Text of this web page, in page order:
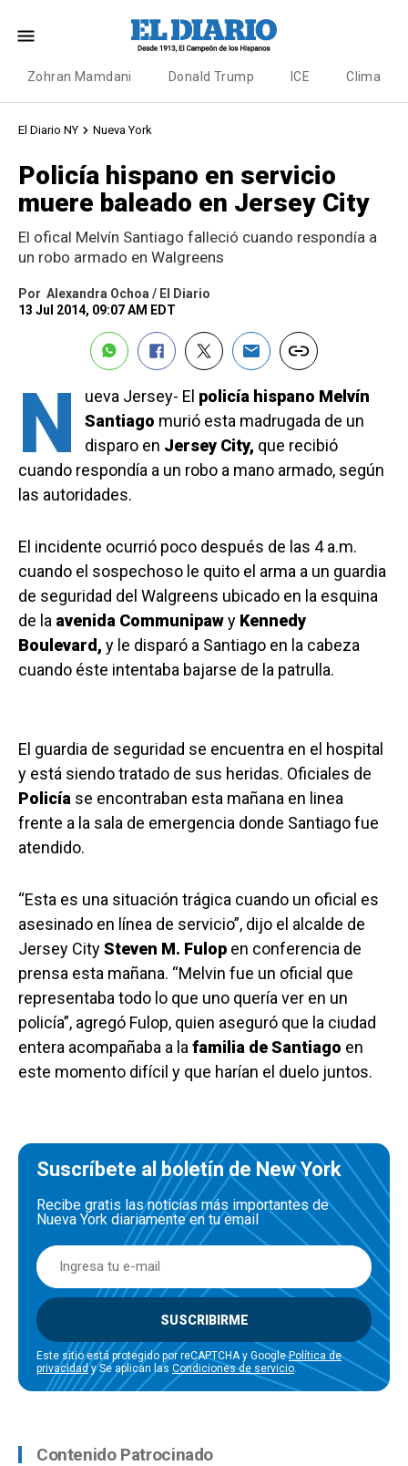
Zohran Mamdani Donald Trump ICE Clima
El Diario NY Nueva York
Policía hispano en servicio
muere baleado en Jersey City
El ofical Melvín Santiago falleció cuando respondía a
un robo armado en Walgreens
Por Alexandra Ochoa / El Diario
13 Jul 2014, 09:07 AM EDT
N ueva Jersey- El policía hispano Melvín
Santiago murió esta madrugada de un
disparo en Jersey City, que recibió
cuando respondía a un robo a mano armado, según
las autoridades.
El incidente ocurrió poco después de las 4 a.m.
cuando el sospechoso le quito el arma a un guardia
de seguridad del Walgreens ubicado en la esquina
de la avenida Communipawy Kennedy
Boulevard, y le disparó a Santiago en la cabeza
cuando éste intentaba bajarse de la patrulla.
El guardia de seguridad se encuentra en el hospital
y está siendo tratado de sus heridas. Oficiales de
Policía se encontraban esta mañana en linea
frente a la sala de emergencia donde Santiago fue
atendido.
“Esta es una situación trágica cuando un oficial es
asesinado en línea de servicio”, dijo el alcalde de
Jersey CitySteven M. Fulop en conferencia de
prensa esta mañana. “Melvin fue un oficial que
representaba todo lo que uno quería ver en un
policía”, agregó Fulop, quien aseguró que la ciudad
entera acompañaba a la familia de Santiago en
este momento difícil y que harían el duelo juntos.
Suscríbete al boletín de New York
Recibe gratis las noticias más importantes de
Nueva York diariamente en tu email
SUSCRIBIRME
Este sitio está protegido por reCAPTCHA y GooglePolítica de
privacidady Se aplican las Condiciones de servicio.
Contenido Patrocinado